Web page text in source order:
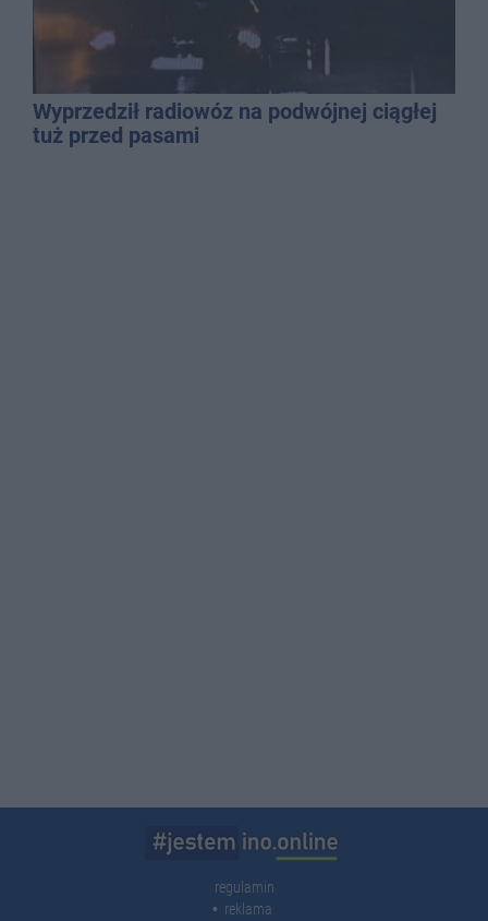
Wyprzedził radiowóz na podwójnej ciągłej
tuż przed pasami
regulamin
reklama